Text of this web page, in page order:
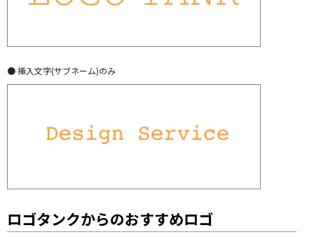
● 挿入文字(サブネーム)のみ
ロゴタンクからのおすすめロゴ